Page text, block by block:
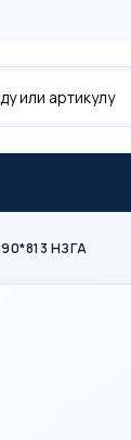
НЗГА